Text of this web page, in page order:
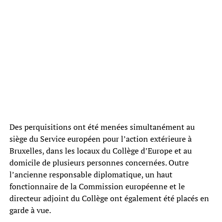
Des perquisitions ont été menées simultanément au
siège du Service européen pour l’action extérieure à
Bruxelles, dans les locaux du Collège d’Europe et au
domicile de plusieurs personnes concernées. Outre
l’ancienne responsable diplomatique, un haut
fonctionnaire de la Commission européenne et le
directeur adjoint du Collège ont également été placés en
garde à vue.